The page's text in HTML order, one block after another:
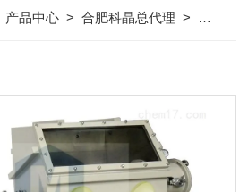
产品中心 >合肥科晶总代理 > 手套箱